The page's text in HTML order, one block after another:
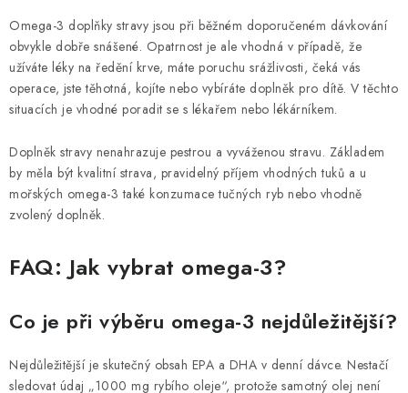
Omega-3 doplňky stravy jsou při běžném doporučeném dávkování
obvykle dobře snášené. Opatrnost je ale vhodná v případě, že
užíváte léky na ředění krve, máte poruchu srážlivosti, čeká vás
operace, jste těhotná, kojíte nebo vybíráte doplněk pro dítě. V těchto
situacích je vhodné poradit se s lékařem nebo lékárníkem.
Doplněk stravy nenahrazuje pestrou a vyváženou stravu. Základem
by měla být kvalitní strava, pravidelný příjem vhodných tuků a u
mořských omega-3 také konzumace tučných ryb nebo vhodně
zvolený doplněk.
FAQ: Jak vybrat omega-3?
Co je při výběru omega-3 nejdůležitější?
Nejdůležitější je skutečný obsah EPA a DHA v denní dávce. Nestačí
sledovat údaj „1000 mg rybího oleje“, protože samotný olej není